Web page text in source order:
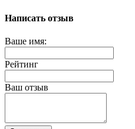
Написать отзыв
Ваше имя:
Рейтинг
Ваш отзыв